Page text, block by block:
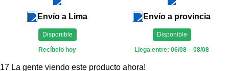
Envío a Lima
Disponible
Recíbelo hoy
Envío a provincia
Disponible
Llega entre: 06/08 – 08/08
17 La gente viendo este producto ahora!